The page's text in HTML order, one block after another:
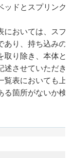
ッドとスプリング
においては、スプ
あり、持ち込みの
取り除き、本体と
述させていただき
覧表においても上
る箇所がないか検